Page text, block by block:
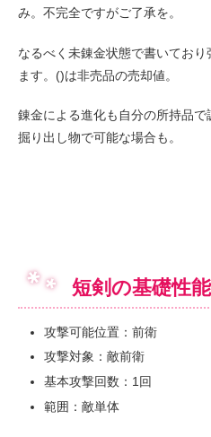
み。不完全ですがご了承を。
なるべく未錬金状態で書いてお
ます。()は非売品の売却値。
錬金による進化も自分の所持品
掘り出し物で可能な場合も。
短剣の基礎性能
攻撃可能位置：前衛
攻撃対象：敵前衛
基本攻撃回数：1回
範囲：敵単体